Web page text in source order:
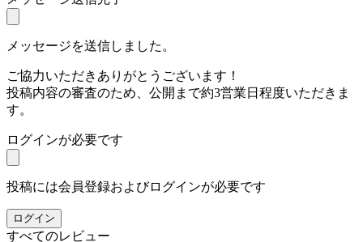
メッセージを送信しました。
ご協力いただきありがとうございます！
投稿内容の審査のため、公開まで約3営業日程度いただきま
す。
ログインが必要です
投稿には会員登録およびログインが必要です
ログイン
すべてのレビュー